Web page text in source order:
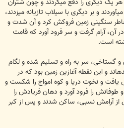
و بر دیگری با سیلاب تازیانه می‏زدند،
سنگینی زمین فروکش کرد و آن شدت و
آن، آرام گرفت و سر فرود آورد که قامت
است.
و گستاخی، سر به راه و تسلیم شده و لگام
و این نقطه آغازین زمین بود که در
یافت و نخوت دریا و کوه امواج را شکست و
را فرود آورد و دهان فریادش را
آرامش نسبی، ساکن شدند و پس از کبر